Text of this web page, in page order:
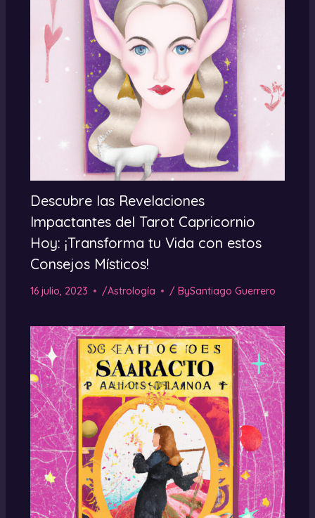
Descubre las Revelaciones
Impactantes del Tarot Capricornio
Hoy: ¡Transforma tu Vida con estos
Consejos Místicos!
16 julio, 2023 /Astrología / BySantiago Guerrero